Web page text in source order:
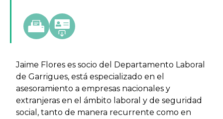
Jaime Flores es socio del Departamento Laboral
de Garrigues, está especializado en el
asesoramiento a empresas nacionales y
extranjeras en el ámbito laboral y de seguridad
social, tanto de manera recurrente como en